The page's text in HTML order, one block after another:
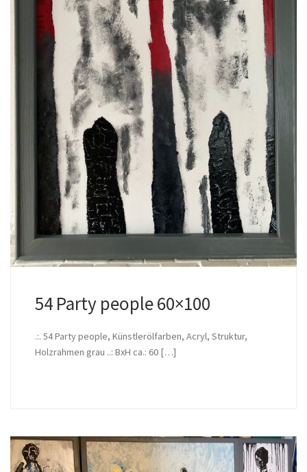
54 Party people 60×100
.:. 54 Party people, Künstlerölfarben, Acryl, Struktur,
Holzrahmen grau ..: BxH ca.: 60 […]